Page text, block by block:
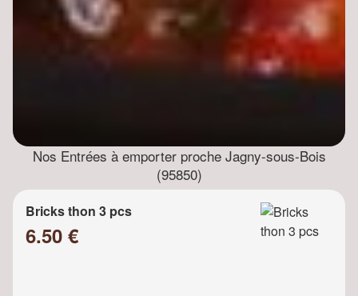
Nos Entrées à emporter proche Jagny-sous-Bois
(95850)
Bricks thon 3 pcs
6.50 €